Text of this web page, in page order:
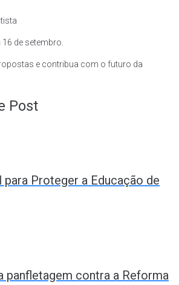
de setembro.
e contribua com o futuro da
Post
para Proteger a Educação de
panfletagem contra a Reforma